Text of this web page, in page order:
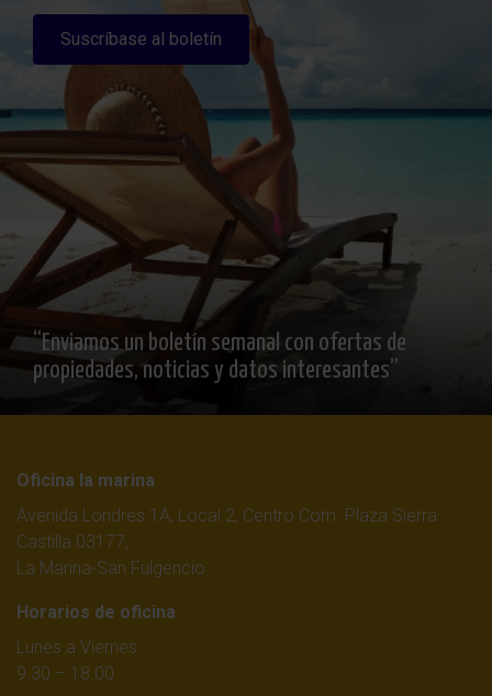
Suscríbase al boletín
“Enviamos un boletín semanal con ofertas de
propiedades, noticias y datos interesantes”
Oficina la marina
Avenida Londres 1A, Local 2, Centro Com. Plaza Sierra
Castilla 03177,
La Marina-San Fulgencio
Horarios de oficina
Lunes a Viernes
9.30 – 18.00